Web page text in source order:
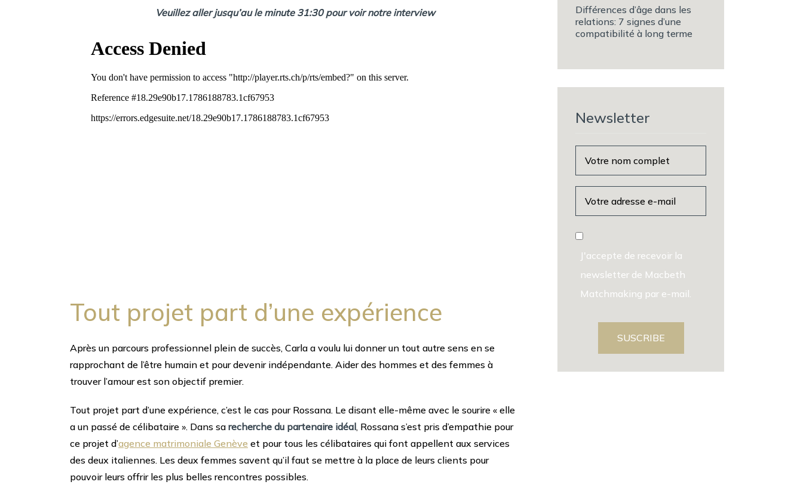
Veuillez aller jusqu’au le minute 31:30 pour voir notre interview
Tout projet part d’une expérience
Après un parcours professionnel plein de succès, Carla a voulu lui donner un tout autre sens en se
rapprochant de l’être humain et pour devenir indépendante. Aider des hommes et des femmes à
trouver l’amour est son objectif premier.
Tout projet part d’une expérience, c’est le cas pour Rossana. Le disant elle-même avec le sourire « elle
a un passé de célibataire ». Dans sa recherche du partenaire idéal, Rossana s’est pris d’empathie pour
ce projet d’agence matrimoniale Genève et pour tous les célibataires qui font appellent aux services
des deux italiennes. Les deux femmes savent qu’il faut se mettre à la place de leurs clients pour
pouvoir leurs offrir les plus belles rencontres possibles.
Différences d’âge dans les
relations: 7 signes d’une
compatibilité à long terme
Newsletter
J'accepte de recevoir la
newsletter de Macbeth
Matchmaking par e-mail.
SUSCRIBE